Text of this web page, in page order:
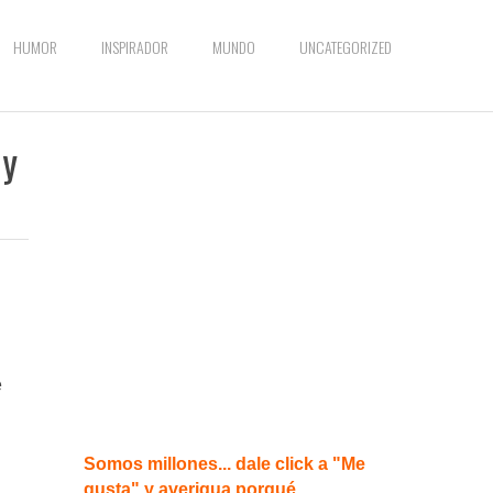
HUMOR INSPIRADOR MUNDO UNCATEGORIZED
Somos millones... dale click a "Me
gusta" y averigua porqué